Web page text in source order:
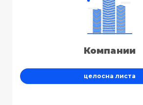
Компании
целосна листа